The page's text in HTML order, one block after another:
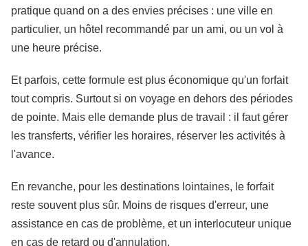
pratique quand on a des envies précises : une ville en
particulier, un hôtel recommandé par un ami, ou un vol à
une heure précise.
Et parfois, cette formule est plus économique qu'un forfait
tout compris. Surtout si on voyage en dehors des périodes
de pointe. Mais elle demande plus de travail : il faut gérer
les transferts, vérifier les horaires, réserver les activités à
l'avance.
En revanche, pour les destinations lointaines, le forfait
reste souvent plus sûr. Moins de risques d'erreur, une
assistance en cas de problème, et un interlocuteur unique
en cas de retard ou d'annulation.